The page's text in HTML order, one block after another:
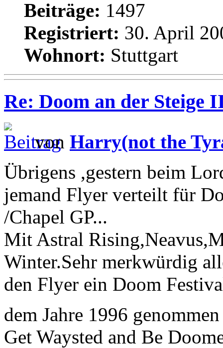
Beiträge: 1497
Registriert: 30. April
Wohnort: Stuttgart
Re: Doom an der Steige
von Harry(not the
Übrigens ,gestern beim
jemand Flyer verteilt für
/Chapel GP...
Mit Astral
Winter.Sehr merkwürdig
den Flyer ein Doom
dem Jahre 1996
Get Waysted and Be